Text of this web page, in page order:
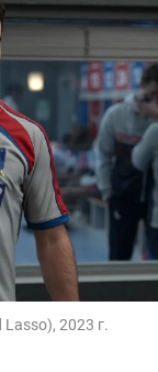
Lasso), 2023 г.